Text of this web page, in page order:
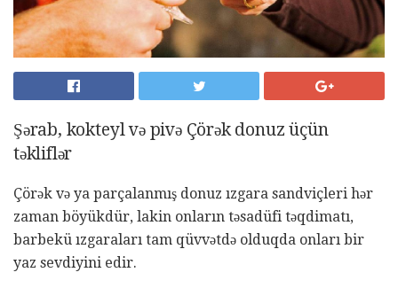
Şərab, kokteyl və pivə Çörək donuz üçün
təkliflər
Çörək və ya parçalanmış donuz ızgara sandviçleri hər
zaman böyükdür, lakin onların təsadüfi təqdimatı,
barbekü ızgaraları tam qüvvətdə olduqda onları bir
yaz sevdiyini edir.